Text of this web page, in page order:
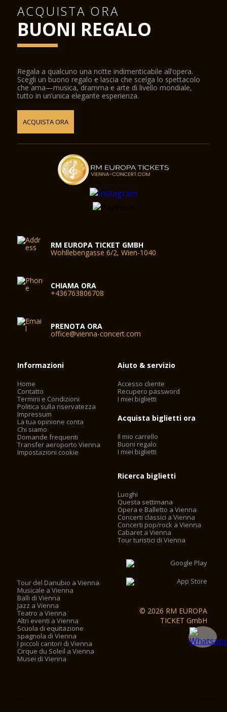
ACQUISTA ORA
BUONI REGALO
Regala a qualcuno una notte indimenticabile all’opera.
Scegli un buono regalo e lascia che scelga lo spettacolo
che ama—musica, dramma e arte di livello mondiale,
tutto in un’unica elegante esperienza.
ACQUISTA ORA
RM EUROPA TICKET GMBH
Wohllebengasse 6/2, Wien-1040
CHIAMA ORA
+436763806708
PRENOTA ORA
office@vienna-concert.com
Informazioni
Home
Contatto
Termini e Condizioni
Politica sulla riservatezza
Impressum
La tua opinione conta
Chi siamo
Domande frequenti
Transfer aeroporto Vienna
Impostazioni cookie
Aiuto & servizio
Accesso cliente
Recupero password
I miei biglietti
Acquista biglietti ora
Il mio carrello
Buoni regalo
I miei biglietti
Ricerca biglietti
Luoghi
Questa settimana
Opera e Balletto a Vienna
Concerti classici a Vienna
Concerti pop/rock a Vienna
Cabaret a Vienna
Tour turistici di Vienna
Tour del Danubio a Vienna
Musicale a Vienna
Balli di Vienna
Jazz a Vienna
Teatro a Vienna
Altri eventi a Vienna
Scuola di equitazione
spagnola di Vienna
I piccoli cantori di Vienna
Cirque du Soleil a Vienna
Musei di Vienna
© 2026 RM EUROPA
TICKET GmbH